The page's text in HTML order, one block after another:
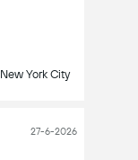
New York City
27-6-2026